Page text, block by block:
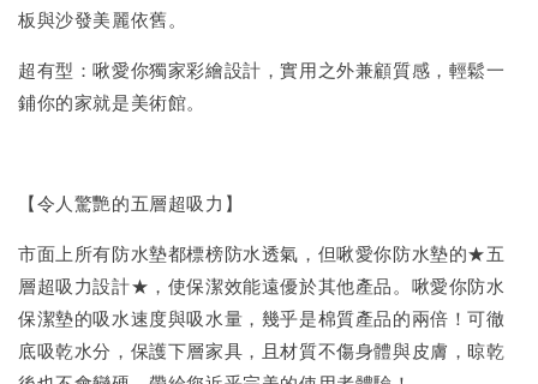
板與沙發美麗依舊。
超有型：啾愛你獨家彩繪設計，實用之外兼顧質感，輕鬆一
鋪你的家就是美術館。
【令人驚艷的五層超吸力】
市面上所有防水墊都標榜防水透氣，但啾愛你防水墊的★五
層超吸力設計★，使保潔效能遠優於其他產品。啾愛你防水
保潔墊的吸水速度與吸水量，幾乎是棉質產品的兩倍！可徹
底吸乾水分，保護下層家具，且材質不傷身體與皮膚，晾乾